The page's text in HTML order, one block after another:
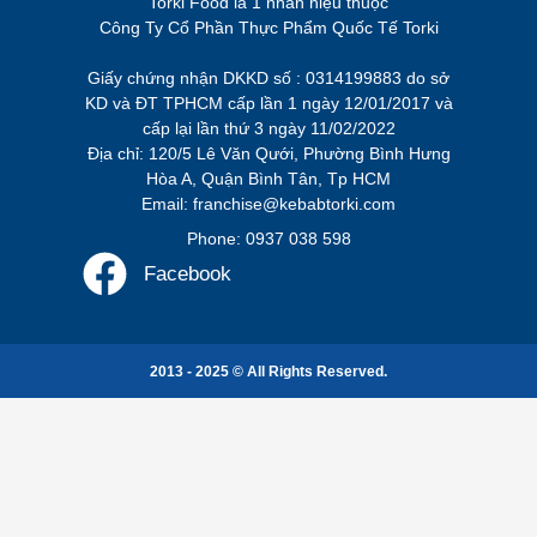
Công Ty Cổ Phần Thực Phẩm Quốc Tế Torki
Giấy chứng nhận DKKD số : 0314199883 do sở
KD và ĐT TPHCM cấp lần 1 ngày 12/01/2017 và
cấp lại lần thứ 3 ngày 11/02/2022
Địa chỉ: 120/5 Lê Văn Qưới, Phường Bình Hưng
Hòa A, Quận Bình Tân, Tp HCM
Email: franchise@kebabtorki.com
Phone: 0937 038 598
Facebook
2013 - 2025 © All Rights Reserved.